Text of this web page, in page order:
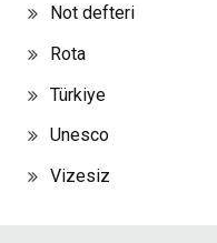
Not defteri
Rota
Türkiye
Unesco
Vizesiz